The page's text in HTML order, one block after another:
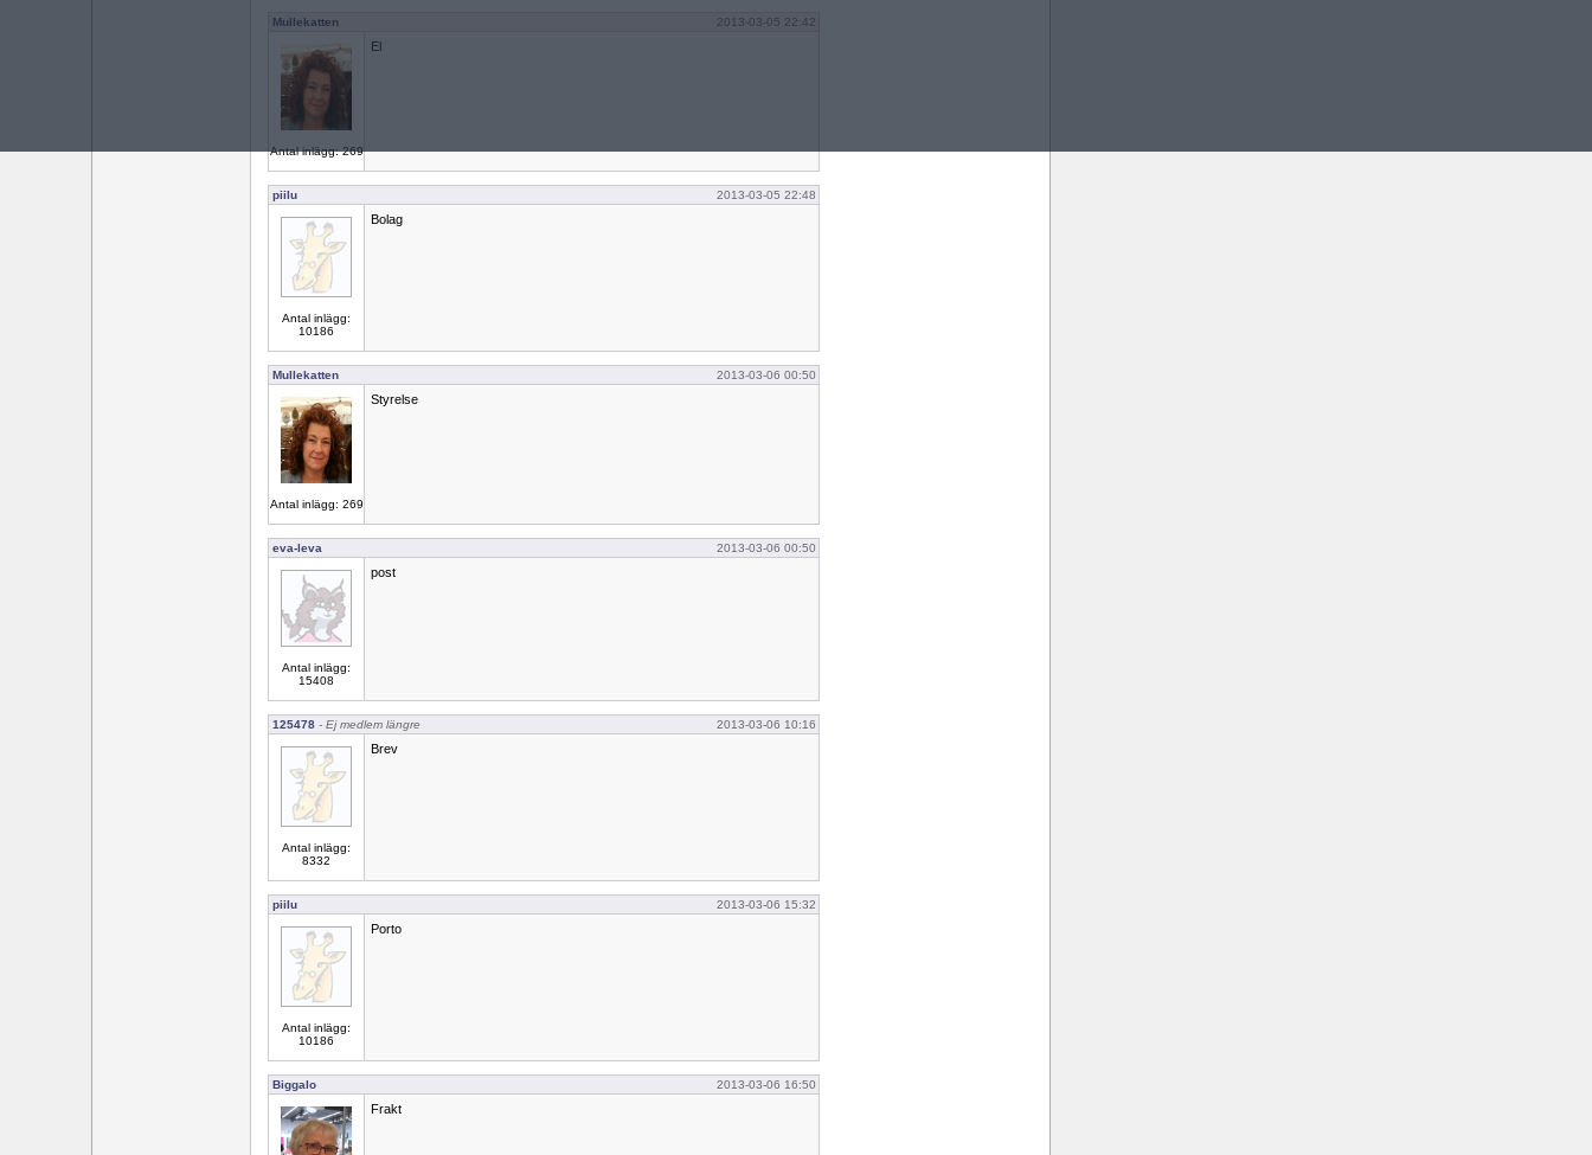
Mullekatten 2013-03-05 22:42
Antal inlägg: 269
El
piilu 2013-03-05 22:48
Antal inlägg:
10186
Bolag
Mullekatten 2013-03-06 00:50
Antal inlägg: 269
Styrelse
eva-leva 2013-03-06 00:50
Antal inlägg:
15408
post
125478 - Ej medlem längre 2013-03-06 10:16
Antal inlägg:
8332
Brev
piilu 2013-03-06 15:32
Antal inlägg:
10186
Porto
Biggalo 2013-03-06 16:50
Frakt